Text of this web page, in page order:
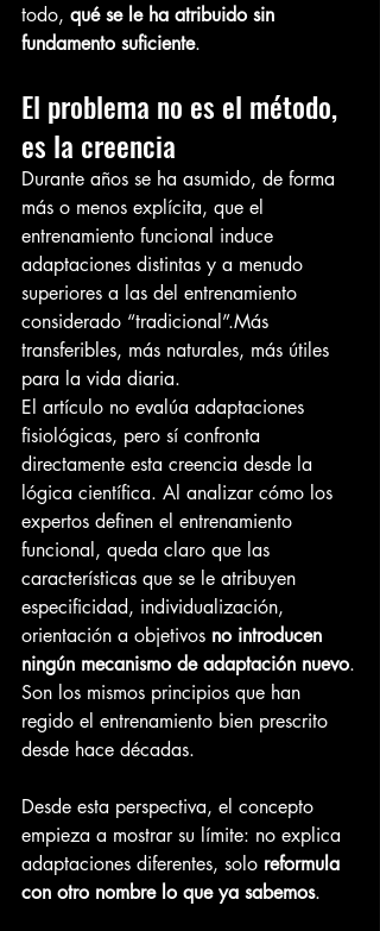
todo, qué se le ha atribuido sin
fundamento suficiente.
El problema no es el método,
es la creencia
Durante años se ha asumido, de forma
más o menos explícita, que el
entrenamiento funcional induce
adaptaciones distintas y a menudo
superiores a las del entrenamiento
considerado “tradicional”.Más
transferibles, más naturales, más útiles
para la vida diaria.
El artículo no evalúa adaptaciones
fisiológicas, pero sí confronta
directamente esta creencia desde la
lógica científica. Al analizar cómo los
expertos definen el entrenamiento
funcional, queda claro que las
características que se le atribuyen
especificidad, individualización,
orientación a objetivos no introducen
ningún mecanismo de adaptación nuevo.
Son los mismos principios que han
regido el entrenamiento bien prescrito
desde hace décadas.
Desde esta perspectiva, el concepto
empieza a mostrar su límite: no explica
adaptaciones diferentes, solo reformula
con otro nombre lo que ya sabemos.